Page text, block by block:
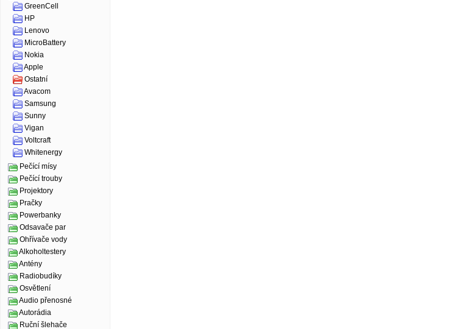
GreenCell
HP
Lenovo
MicroBattery
Nokia
Apple
Ostatní
Avacom
Samsung
Sunny
Vigan
Voltcraft
Whitenergy
Pečící mísy
Pečící trouby
Projektory
Pračky
Powerbanky
Odsavače par
Ohřívače vody
Alkoholtestery
Antény
Radiobudíky
Osvětlení
Audio přenosné
Autorádia
Ruční šlehače